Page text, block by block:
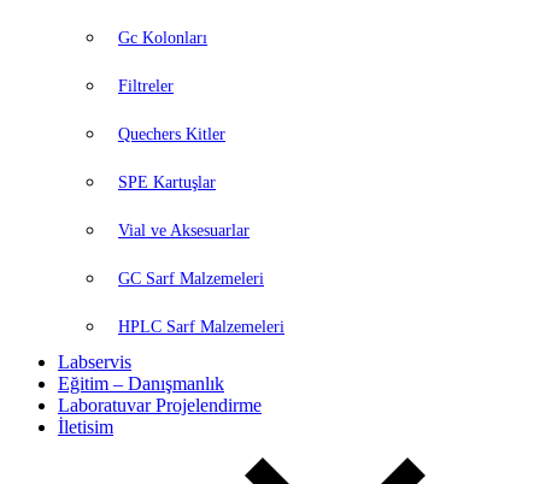
Gc Kolonları
Filtreler
Quechers Kitler
SPE Kartuşlar
Vial ve Aksesuarlar
GC Sarf Malzemeleri
HPLC Sarf Malzemeleri
Labservis
Eğitim – Danışmanlık
Laboratuvar Projelendirme
İletisim